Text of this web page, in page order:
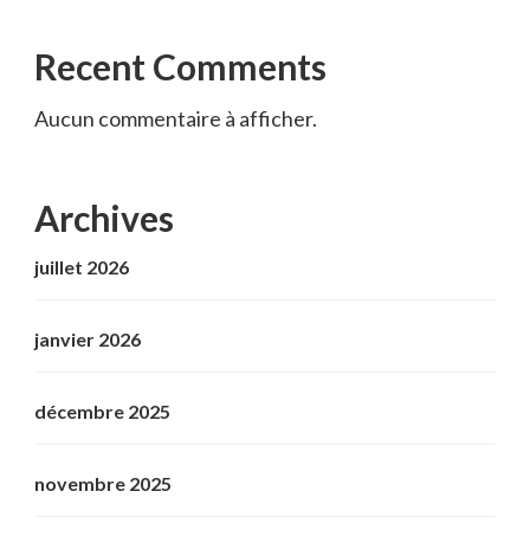
Recent Comments
Aucun commentaire à afficher.
Archives
juillet 2026
janvier 2026
décembre 2025
novembre 2025